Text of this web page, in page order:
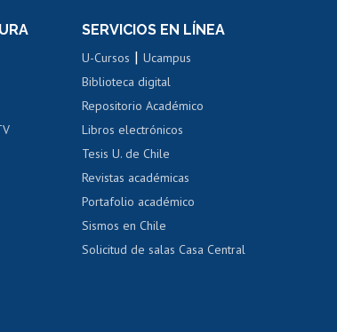
Movilidad Estudiantil
Cursos de español
SERVICIOS EN LÍNEA
U-Cursos |Ucampus
Biblioteca digital
Repositorio Académico
Libros electrónicos
Tesis U. de Chile
Revistas académicas
Portafolio académico
Sismos en Chile
Solicitud de salas Casa Central